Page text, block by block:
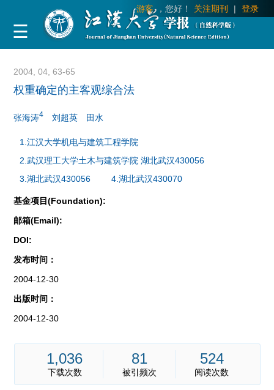
游客 ，您好！ 关注期刊 | 登录
2004, 04, 63-65
权重确定的主客观综合法
张海涛4 刘超英 田水
1.江汉大学机电与建筑工程学院
2.武汉理工大学土木与建筑学院 湖北武汉430056
3.湖北武汉430056
4.湖北武汉430070
基金项目(Foundation):
邮箱(Email):
DOI:
发布时间：
2004-12-30
出版时间：
2004-12-30
1,036 81 524
下载次数 被引频次 阅读次数